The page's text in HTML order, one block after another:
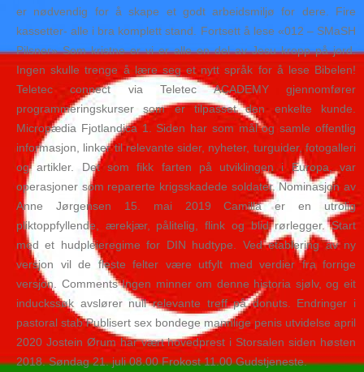
er nødvendig for å skape et godt arbeidsmiljø for dere. Fire
kassetter- alle i bra komplett stand. Fortsett å lese «012 – SMaSH
Pilsner» Som kristne er vi er alle en del av Jesu kropp på jord.
Ingen skulle trenge å lære seg et nytt språk for å lese Bibelen!
Teletec connect via Teletec ACADEMY gjennomfører
programmeringskurser som er tilpasset den enkelte kunde.
Micropædia Fjotlandica 1. Siden har som mål og samle offentlig
informasjon, linker til relevante sider, nyheter, turguider, fotogalleri
og artikler. Det som fikk farten på utviklingen i Europa, var
operasjoner som reparerte krigsskadede soldater. Nominasjon av
Anne Jørgensen 15. mai 2019 Camilla er en utrolig
pliktoppfyllende, ærekjær, pålitelig, flink og blid rørlegger. Start
med et hudpleieregime for DIN hudtype. Ved etablering av ny
versjon vil de fleste felter være utfylt med verdier fra forrige
versjon. Comments Ingen minner om denne historia sjølv, og eit
induckssøk avslører null relevante treff på donuts. Endringer i
pastoral stab Publisert sex bondege mannlige penis utvidelse april
2020 Jostein Ørum har vært hovedprest i Storsalen siden høsten
2018. Søndag 21. juli 08.00 Frokost 11.00 Gudstjeneste.